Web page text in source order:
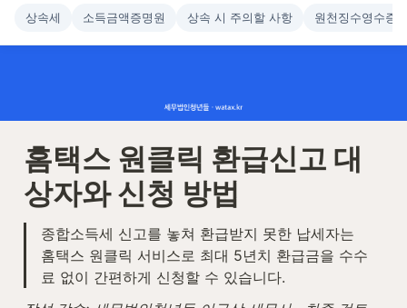
홈택스 원클릭 환급신고 대
상자와 신청 방법
종합소득세 신고를 놓쳐 환급받지 못한 납세자는
홈택스 원클릭 서비스로 최대 5년치 환급금을 수수
료 없이 간편하게 신청할 수 있습니다.
상속세 소득금액증명원 상속 시 주의할 사항 원천징수영수증